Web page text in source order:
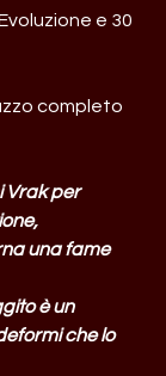
e 30
completo
Vrak per
una fame
è un
che lo